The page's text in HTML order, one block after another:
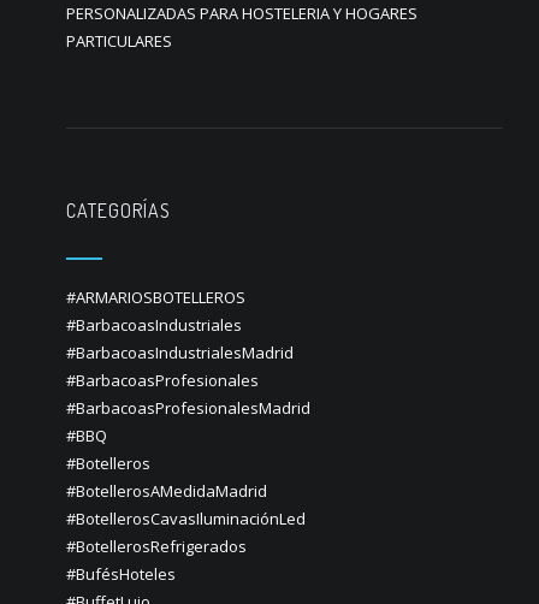
PERSONALIZADAS PARA HOSTELERIA Y HOGARES
PARTICULARES
CATEGORÍAS
#ARMARIOSBOTELLEROS
#BarbacoasIndustriales
#BarbacoasIndustrialesMadrid
#BarbacoasProfesionales
#BarbacoasProfesionalesMadrid
#BBQ
#Botelleros
#BotellerosAMedidaMadrid
#BotellerosCavasIluminaciónLed
#BotellerosRefrigerados
#BufésHoteles